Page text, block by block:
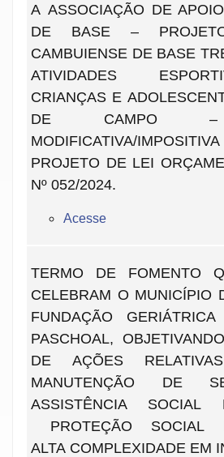
A ASSOCIAÇÃO DE
DE BASE –
CAMBUIENSE DE BASE
ATIVIDADES
CRIANÇAS E
DE CAMPO –
MODIFICATIVA/
PROJETO DE LEI
Nº 052/2024.
Acesse
TERMO DE FOMENTO
CELEBRAM O MUNICÍPIO
FUNDAÇÃO
PASCHOAL,
DE AÇÕES
MANUTENÇÃO DE
ASSISTÊNCIA
PROTEÇÃO SOCIAL
ALTA COMPLEXIDADE EM